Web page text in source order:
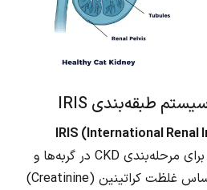
IRIS (International Renal
استاندارد جهانی برای مرحله‌بندی CKD در گربه‌ها و
سگ‌هاست. مرحله‌بندی بر اساس غلظت کراتینین (Creatinine)